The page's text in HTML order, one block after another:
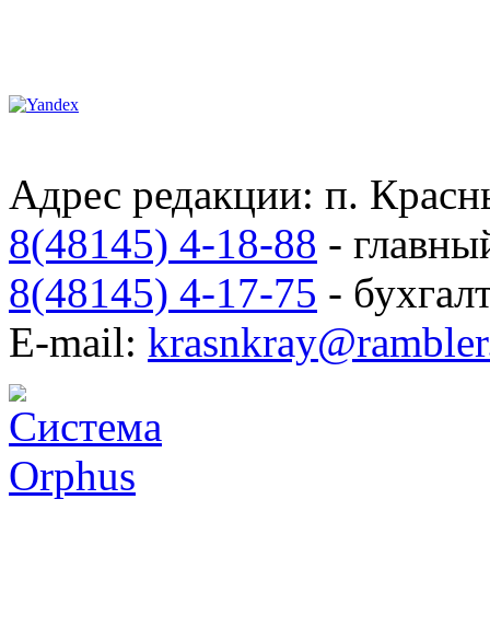
Адрес редакции: п.
8(48145) 4-18-88 -
8(48145) 4-17-75 -
E-mail: